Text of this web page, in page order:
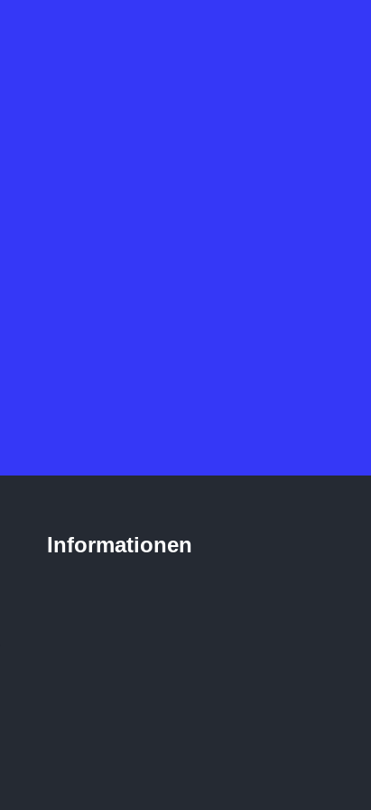
Informationen